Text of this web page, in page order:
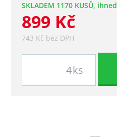
SKLADEM 1170 KUSŮ, ihned
899 Kč
743 Kč bez DPH
ks